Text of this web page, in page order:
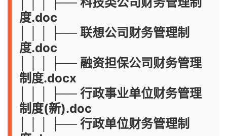
度.doc
│ │ │ ├── 联想公司财务管理制
度.doc
│ │ │ ├── 融资担保公司财务管理
制度.docx
│ │ │ ├── 行政事业单位财务管理
制度(新).doc
│ │ │ ├── 行政单位财务管理制